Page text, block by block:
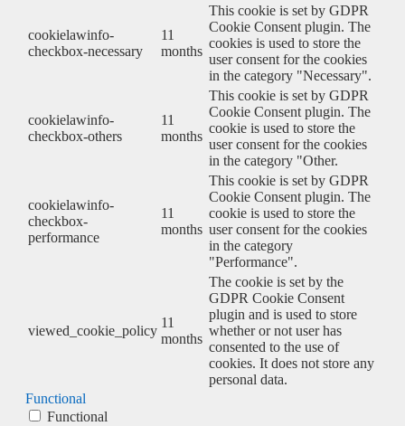
cookielawinfo-
checkbox-necessary
11
months
This cookie is set by GDPR
Cookie Consent plugin. The
cookies is used to store the
user consent for the cookies
in the category "Necessary".
cookielawinfo-
checkbox-others
11
months
This cookie is set by GDPR
Cookie Consent plugin. The
cookie is used to store the
user consent for the cookies
in the category "Other.
cookielawinfo-
checkbox-
performance
11
months
This cookie is set by GDPR
Cookie Consent plugin. The
cookie is used to store the
user consent for the cookies
in the category
"Performance".
viewed_cookie_policy
11
months
The cookie is set by the
GDPR Cookie Consent
plugin and is used to store
whether or not user has
consented to the use of
cookies. It does not store any
personal data.
Functional
Functional